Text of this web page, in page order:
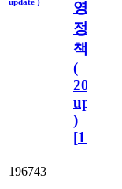
update )
영
정
책
(
update
)
[110
196743